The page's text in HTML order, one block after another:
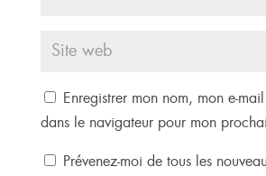
Enregistrer mon nom, mon e-
dans le navigateur pour mon
Prévenez-moi de tous les